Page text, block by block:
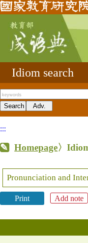
Idiom search
:::
Homepage〉
Pronunciation and
Print Add note